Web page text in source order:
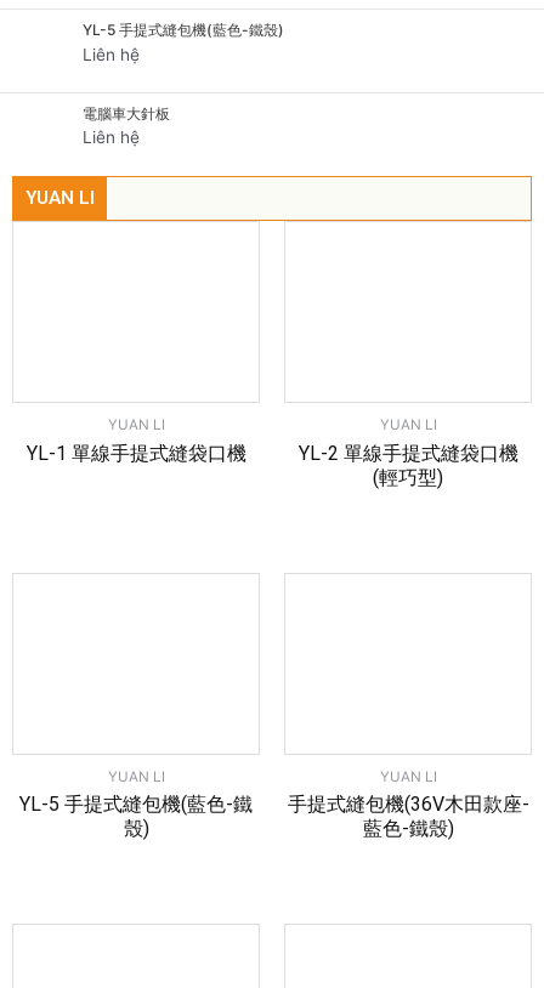
YL-5 手提式縫包機(藍色-鐵殼)
Liên hệ
電腦車大針板
Liên hệ
YUAN LI
YUAN LI
YL-1 單線手提式縫袋口機
YUAN LI
YL-2 單線手提式縫袋口機
(輕巧型)
YUAN LI
YL-5 手提式縫包機(藍色-鐵
殼)
YUAN LI
手提式縫包機(36V木田款座-
藍色-鐵殼)